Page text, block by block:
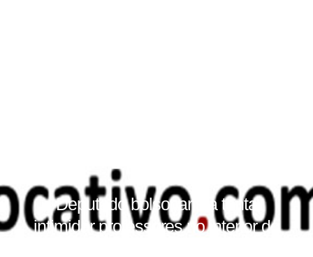
Deputado bolsonarista tenta
intimidar professores no interior do